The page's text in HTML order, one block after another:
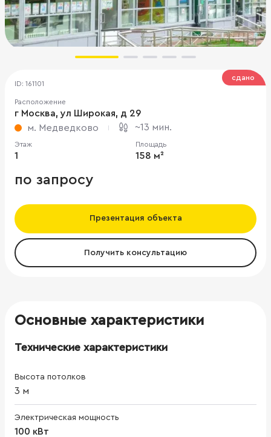
ID: 161101
Расположение
г Москва, ул Широкая, д 29
м. Медведково
~13 мин.
Этаж
1
Площадь
158 м²
по запросу
Презентация объекта
Получить консультацию
сдано
Основные характеристики
Технические характеристики
Высота потолков
3 м
Электрическая мощность
100 кВт